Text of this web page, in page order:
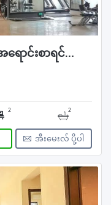
Sanchaung Garden Condo အရောင်းစာရင်များ(အခန်းကောင်းများ) ကားပါကင်, မီးစက်အပါ
2 2
အီးမေးလ် ပို့ပါ